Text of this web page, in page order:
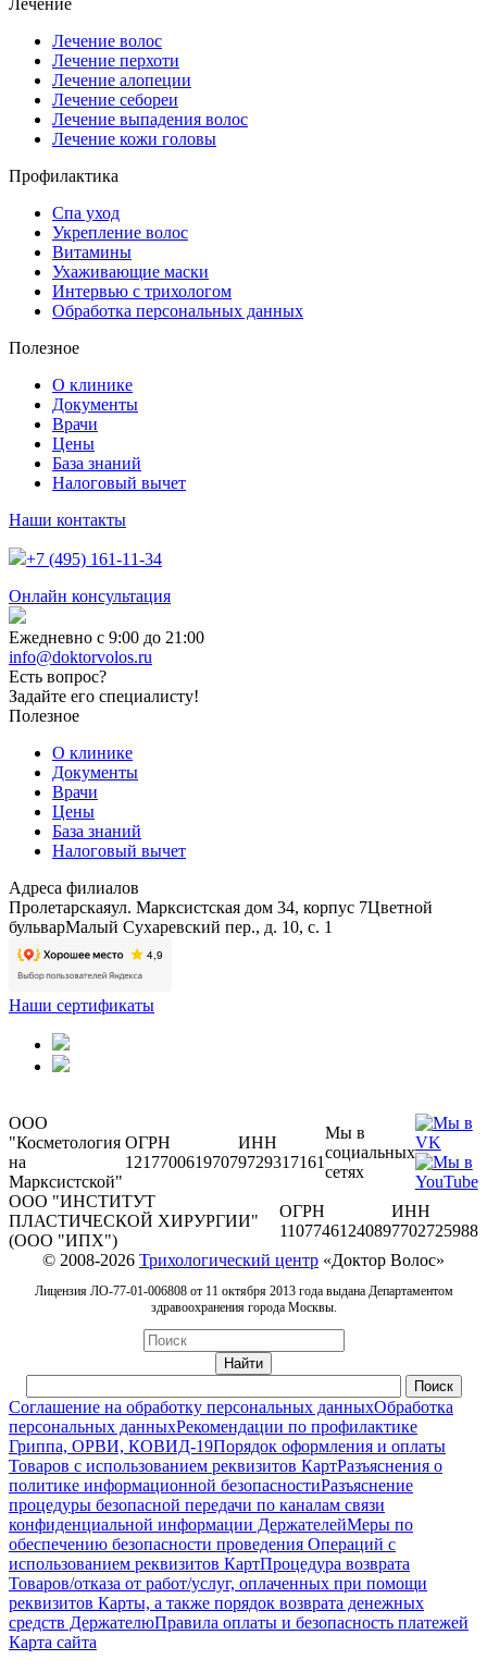
Лечение волос
Лечение перхоти
Лечение алопеции
Лечение себореи
Лечение выпадения волос
Лечение кожи головы
Профилактика
Спа уход
Укрепление волос
Витамины
Ухаживающие маски
Интервью с трихологом
Обработка персональных данных
Полезное
О клинике
Документы
Врачи
Цены
База знаний
Налоговый вычет
Наши контакты
+7 (495) 161-11-34
Онлайн консультация
Ежедневно с 9:00 до 21:00
info@doktorvolos.ru
Есть вопрос?
Задайте его специалисту!
Полезное
О клинике
Документы
Врачи
Цены
База знаний
Налоговый вычет
Адреса филиалов
Пролетарскаяул. Марксистская дом 34, корпус 7Цветной
бульварМалый Сухаревский пер., д. 10, с. 1
Наши сертификаты
ООО
"Косметология
на
Марксистской"
ОГРН
1217700619707
ИНН
9729317161
Мы в
социальных
сетях
ООО "ИНСТИТУТ
ПЛАСТИЧЕСКОЙ ХИРУРГИИ"
(ООО "ИПХ")
ОГРН
1107746124089
ИНН
7702725988
© 2008-2026 Трихологический центр «Доктор Волос»
Лицензия ЛО-77-01-006808 от 11 октября 2013 года выдана Департаментом
здравоохранения города Москвы.
Соглашение на обработку персональных данныхОбработка
персональных данныхРекомендации по профилактике
Гриппа, ОРВИ, КОВИД-19Порядок оформления и оплаты
Товаров с использованием реквизитов КартРазъяснения о
политике информационной безопасностиРазъяснение
процедуры безопасной передачи по каналам связи
конфиденциальной информации ДержателейМеры по
обеспечению безопасности проведения Операций с
использованием реквизитов КартПроцедура возврата
Товаров/отказа от работ/услуг, оплаченных при помощи
реквизитов Карты, а также порядок возврата денежных
средств ДержателюПравила оплаты и безопасность платежей
Карта сайта